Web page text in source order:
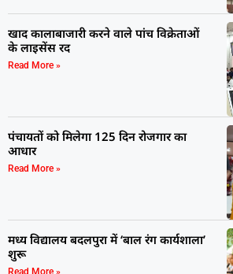
खाद कालाबाजारी करने वाले पांच विक्रेताओं
के लाइसेंस रद
Read More »
पंचायतों को मिलेगा 125 दिन रोजगार का
आधार
Read More »
मध्य विद्यालय बदलपुरा में ‘बाल रंग कार्यशाला’
शुरू
Read More »